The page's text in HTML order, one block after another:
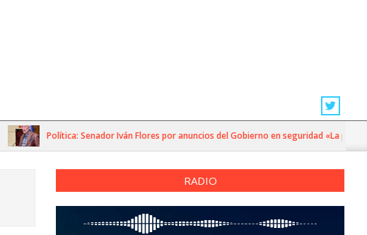
Política: Senador Iván Flores por anuncios del Gobierno en seguridad «La
RADIO